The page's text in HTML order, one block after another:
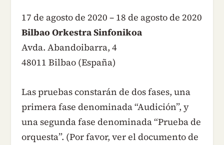
17 de agosto de 2020 – 18 de agosto de 2020
Bilbao Orkestra Sinfonikoa
Avda. Abandoibarra, 4
48011 Bilbao (España)
Las pruebas constarán de dos fases, una
primera fase denominada “Audición”, y
una segunda fase denominada “Prueba de
orquesta”. (Por favor, ver el documento de